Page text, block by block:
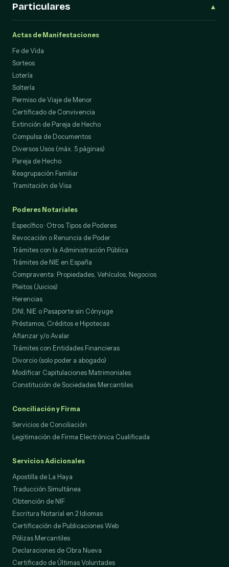
Particulares ▲
Actas de Manifestaciones
Fe de Vida
Sorteos
Lotería
Soltería
Permiso de Viaje de Menor
Certificado de Convivencia
Extinción de Pareja de Hecho
Compulsa de Documentos
Diversos Usos (máx. 5 páginas)
Pareja de Hecho
Reagrupación Familiar
Tramitación de Visa
Poderes Notariales
Específico · Otros Tipos de Poderes
Revocación o Renuncia de Poder
Trámites con la Administración Pública
Trámites de NIE en España
Compraventa: Propiedades, Vehículos, Negocios
Pleitos (Juicios)
Herencias
DNI, NIE o Pasaporte sin Cónyuge
Préstamos, Créditos e Hipotecas
Afianzar y/o Avalar
Trámites con Entidades Financieras
Divorcio (solo poder a abogado)
Modificar Capitulaciones Matrimoniales
Constitución de Sociedades Mercantiles
Conciliación y Firma
Servicios de Conciliación
Legitimación de Firma Electrónica Cualificada
Servicios Adicionales
Apostilla de La Haya
Traducción Simultánea
Obtención de NIF
Escritura Notarial en 2 Idiomas
Certificación de Publicaciones Web
Pólizas Mercantiles
Declaraciones de Obra Nueva
Certificado de Últimas Voluntades